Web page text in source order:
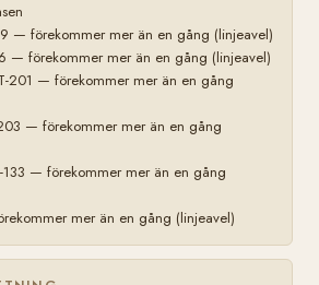
— förekommer mer än en gång (linjeavel)
— förekommer mer än en gång (linjeavel)
201 — förekommer mer än en gång
— förekommer mer än en gång
133 — förekommer mer än en gång
mer än en gång (linjeavel)